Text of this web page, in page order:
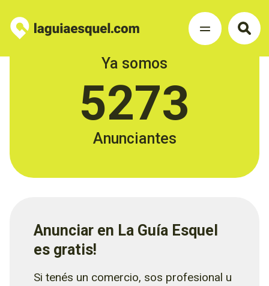
Ya somos
5273
Anunciantes
Anunciar en La Guía Esquel
es gratis!
Si tenés un comercio, sos profesional u